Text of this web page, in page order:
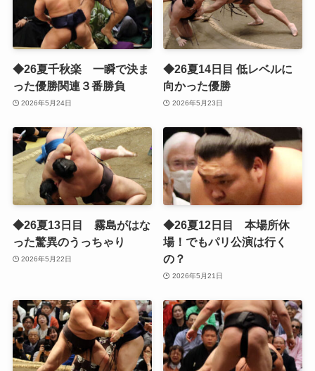
◆26夏千秋楽 一瞬で決ま
った優勝関連３番勝負
2026年5月24日
◆26夏14日目 低レベルに
向かった優勝
2026年5月23日
◆26夏13日目 霧島がはな
った驚異のうっちゃり
2026年5月22日
◆26夏12日目 本場所休
場！でもパリ公演は行く
の？
2026年5月21日